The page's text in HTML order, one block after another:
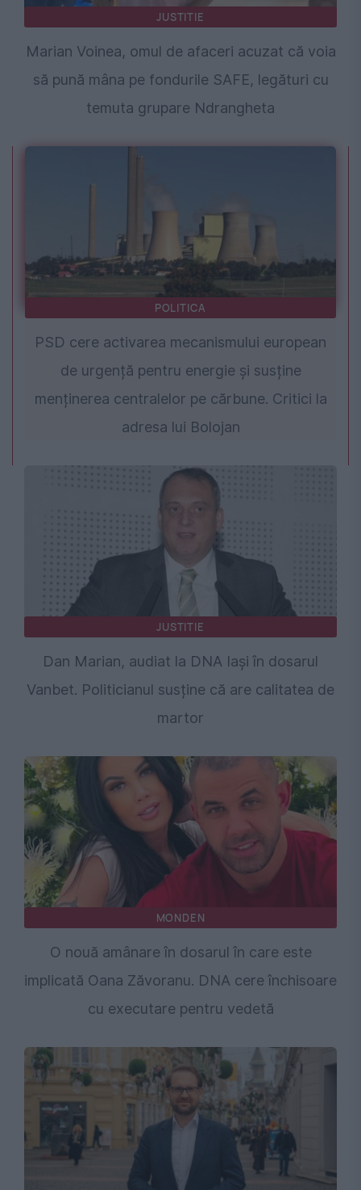
JUSTITIE
Marian Voinea, omul de afaceri acuzat că voia
să pună mâna pe fondurile SAFE, legături cu
temuta grupare Ndrangheta
POLITICA
PSD cere activarea mecanismului european
de urgență pentru energie și susține
menținerea centralelor pe cărbune. Critici la
adresa lui Bolojan
JUSTITIE
Dan Marian, audiat la DNA Iași în dosarul
Vanbet. Politicianul susține că are calitatea de
martor
MONDEN
O nouă amânare în dosarul în care este
implicată Oana Zăvoranu. DNA cere închisoare
cu executare pentru vedetă